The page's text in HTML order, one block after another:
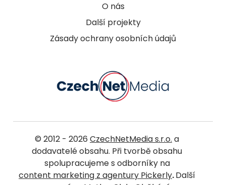
O nás
Další projekty
Zásady ochrany osobních údajů
© 2012 - 2026 CzechNetMedia s.r.o. a
dodavatelé obsahu. Při tvorbě obsahu
spolupracujeme s odborníky na
content marketing z agentury Pickerly.Další